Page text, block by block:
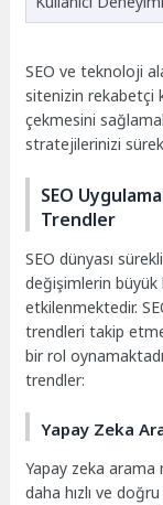
SEO ve teknoloji
sitenizin rekabetçi
çekmesini
stratejilerinizi
SEO
Trendler
SEO dünyası
değişimlerin büyük
etkilenmektedir.
trendleri takip
bir rol
trendler:
Yapay Zeka
Yapay zeka arama
daha hızlı ve